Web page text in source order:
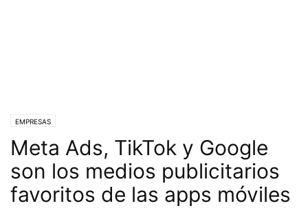
EMPRESAS
Meta Ads, TikTok y Google
son los medios publicitarios
favoritos de las apps móviles